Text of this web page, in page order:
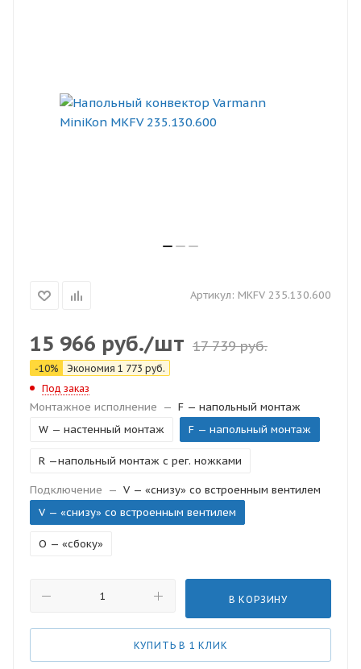
Артикул: MKFV 235.130.600
15 966 руб./шт 17 739руб.
-10% Экономия 1 773 руб.
Под заказ
Монтажное исполнение — F — напольный монтаж
W — настенный монтаж
F — напольный монтаж
R —напольный монтаж с рег. ножками
Подключение — V — «снизу» со встроенным вентилем
V — «снизу» со встроенным вентилем
O — «сбоку»
В КОРЗИНУ
КУПИТЬ В 1 КЛИК